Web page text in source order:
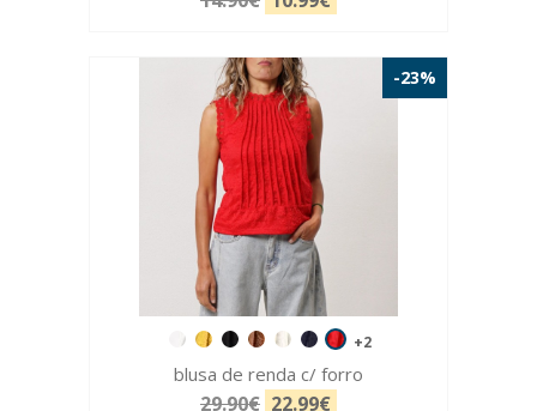
-23%
+2
blusa de renda c/ forro
29.90€ 22.99€